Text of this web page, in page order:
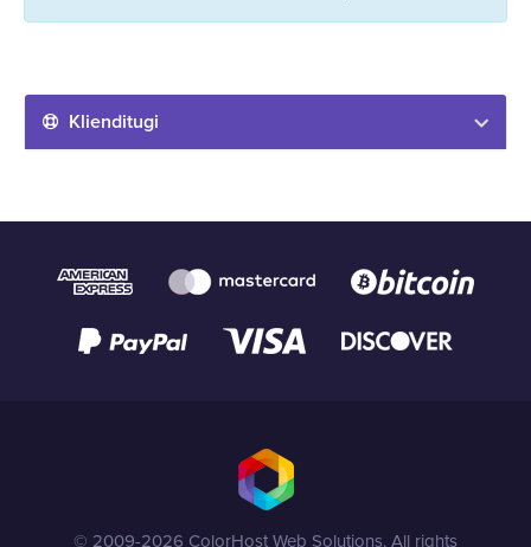
Klienditugi
© 2009-2026 ColorHost Web Solutions. All rights